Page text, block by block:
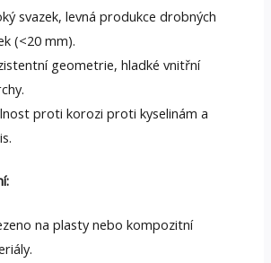
svazek, levná produkce drobných
(<20 mm).
geometrie, hladké vnitřní
proti korozi proti kyselinám a
na plasty nebo kompozitní